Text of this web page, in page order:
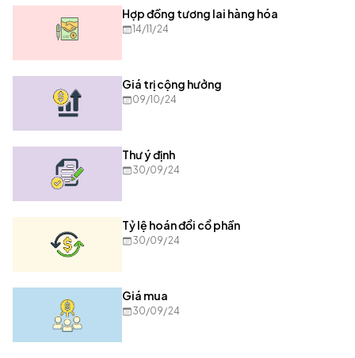
Hợp đồng tương lai hàng hóa
14/11/24
Giá trị cộng hưởng
09/10/24
Thư ý định
30/09/24
Tỷ lệ hoán đổi cổ phần
30/09/24
Giá mua
30/09/24